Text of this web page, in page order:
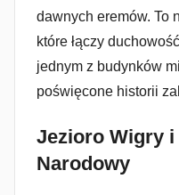
dawnych eremów. To
które łączy
jednym z budynków
poświęcone historii
Jezioro Wigry
Narodowy